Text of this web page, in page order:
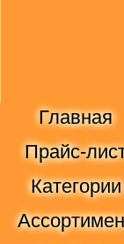
Главная
Прайс-
Категории